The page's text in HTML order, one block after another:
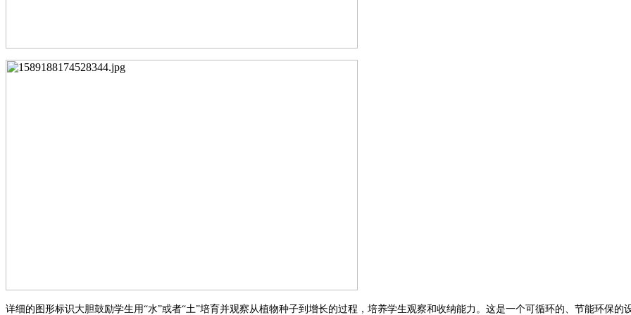
详细的图形标识大胆鼓励学生用“水”或者“土”培育并观察从植物种子到增长的过程，培养学生观察和收纳能力。这是一个可循环的、节能环保的